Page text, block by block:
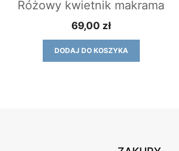
Różowy kwietnik makrama
69,00 zł
DODAJ DO KOSZYKA